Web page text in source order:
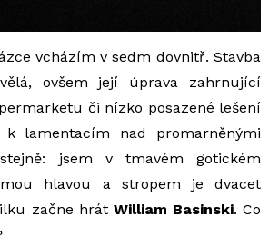
vcházím v sedm dovnitř. Stavba
ovšem její úprava zahrnující
či nízko posazené lešení
lamentacím nad promarněnými
jsem v tmavém gotickém
hlavou a stropem je dvacet
začne hrát William Basinski. Co